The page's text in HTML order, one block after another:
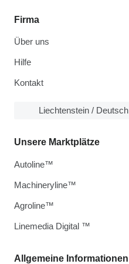
Firma
Über uns
Hilfe
Kontakt
Liechtenstein / Deutsch
Allgemeine Informationen
Unsere Marktplätze
Autoline™
Machineryline™
Agroline™
Linemedia Digital ™